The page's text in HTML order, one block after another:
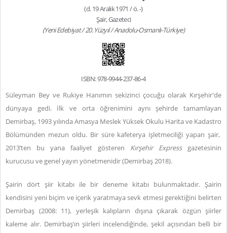
(d. 19 Aralık 1971 / ö. -)
Şair, Gazeteci
(Yeni Edebiyat / 20. Yüzyıl / Anadolu-Osmanlı-Türkiye)
ISBN: 978-9944-237-86-4
Süleyman Bey ve Rukiye Hanımın sekizinci çocuğu olarak Kırşehir'de
dünyaya gedi. İlk ve orta öğrenimini aynı şehirde tamamlayan
Demirbaş, 1993 yılında Amasya Meslek Yüksek Okulu Harita ve Kadastro
Bölümünden mezun oldu. Bir süre kafeterya işletmeciliği yapan şair,
2013’ten bu yana faaliyet gösteren Kırşehir Expressgazetesinin
kurucusu ve genel yayın yönetmenidir (Demirbaş 2018).
Şairin dört şiir kitabı ile bir deneme kitabı bulunmaktadır. Şairin
kendisini yeni biçim ve içerik yaratmaya sevk etmesi gerektiğini belirten
Demirbaş (2008: 11), yerleşik kalıpların dışına çıkarak özgün şiirler
kaleme alır. Demirbaş’ın şiirleri incelendiğinde, şekil açısından belli bir